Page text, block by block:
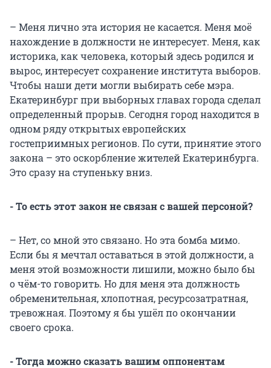
– Меня лично эта история не касается. Меня моё
нахождение в должности не интересует. Меня, как
историка, как человека, который здесь родился и
вырос, интересует сохранение института выборов.
Чтобы наши дети могли выбирать себе мэра.
Екатеринбург при выборных главах города сделал
определенный прорыв. Сегодня город находится в
одном ряду открытых европейских
гостеприимных регионов. По сути, принятие этого
закона – это оскорбление жителей Екатеринбурга.
Это сразу на ступеньку вниз.
- То есть этот закон не связан с вашей персоной?
– Нет, со мной это связано. Но эта бомба мимо.
Если бы я мечтал оставаться в этой должности, а
меня этой возможности лишили, можно было бы
о чём-то говорить. Но для меня эта должность
обременительная, хлопотная, ресурсозатратная,
тревожная. Поэтому я бы ушёл по окончании
своего срока.
- Тогда можно сказать вашим оппонентам